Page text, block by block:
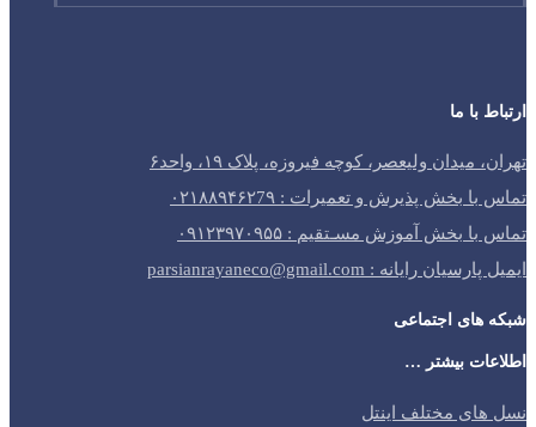
ارتباط با ما
تهران، میدان ولیعصر، کوچه فیروزه، پلاک ۱۹، واحد۶
تماس با بخش پذیرش و تعمیرات : ۰۲۱۸۸۹۴۶۲7۹
تماس با بخش آموزش مسـتقیم : ۰۹۱۲۳۹۷۰۹۵۵
ایمیل پارسیان رایانه : parsianrayaneco@gmail.com
شبکه های اجتماعی
اطلاعات بیشتر …
نسل های مختلف اینتل